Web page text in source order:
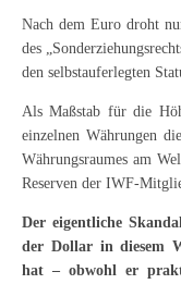
Nach dem Euro droht
des
den selbstauferlegten
Als Maßstab für die
einzelnen Währungen
Währungsraumes am
Reserven der IWF-
Der eigentliche
der Dollar in diesem
hat – obwohl er